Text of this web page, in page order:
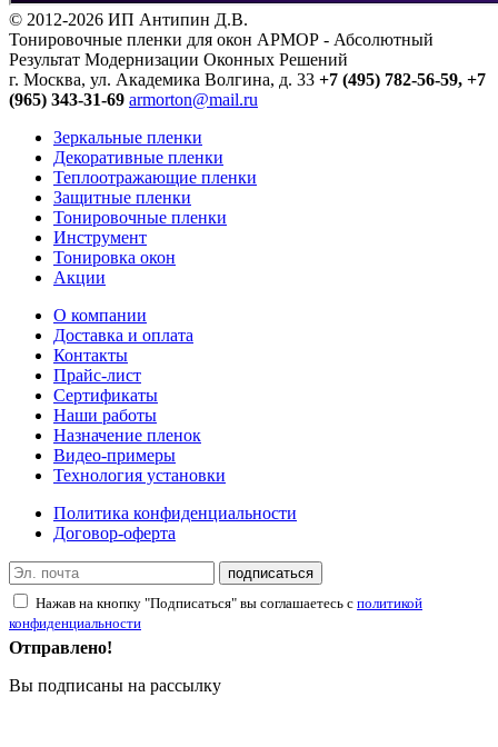
© 2012-2026 ИП Антипин Д.В.
Тонировочные пленки для окон АРМОР - Абсолютный
Результат Модернизации Оконных Решений
г. Москва, ул. Академика Волгина, д. 33 +7 (495) 782-56-59, +7
(965) 343-31-69 armorton@mail.ru
Зеркальные пленки
Декоративные пленки
Теплоотражающие пленки
Защитные пленки
Тонировочные пленки
Инструмент
Тонировка окон
Акции
О компании
Доставка и оплата
Контакты
Прайс-лист
Сертификаты
Наши работы
Назначение пленок
Видео-примеры
Технология установки
Политика конфиденциальности
Договор-оферта
подписаться
Нажав на кнопку "Подписаться" вы соглашаетесь с политикой
конфиденциальности
Отправлено!
Вы подписаны на рассылку